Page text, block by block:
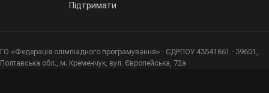
Підтримати
ГО «Федерація олімпіадного програмування» · ЄДРПОУ 43541861 · 39601,
Полтавська обл., м. Кременчук, вул. Європейська, 72а